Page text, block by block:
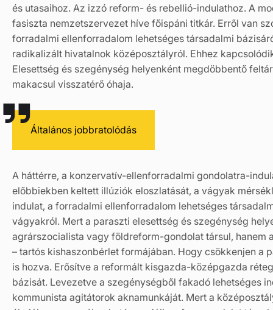
és utasaihoz. Az izzó reform- és rebellió-indulathoz. A
fasiszta nemzetszervezet híve főispáni titkár. Erről van
forradalmi ellenforradalom lehetséges társadalmi
radikalizált hivatalnok középosztályról. Ehhez
Elesettség és szegénység helyenként megdöbbentő
makacsul visszatérő óhaja.
Általános jobbratolódás
A háttérre, a konzervatív-ellenforradalmi gondolatra-
előbbiekben keltett illúziók eloszlatását, a vágyak
indulat, a forradalmi ellenforradalom lehetséges
vágyakról. Mert a paraszti elesettség és szegénység
agrárszocialista vagy földreform-gondolat társul,
– tartós kishaszonbérlet formájában. Hogy csökkenjen a
is hozva. Erősítve a reformált kisgazda-középgazda
bázisát. Levezetve a szegénységből fakadó lehetséges
kommunista agitátorok aknamunkáját. Mert a